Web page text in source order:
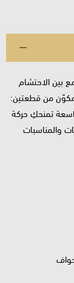
بين الاحتشام
مكوّن من قطعتين:
تمنحكِ حركة
والمناسبات